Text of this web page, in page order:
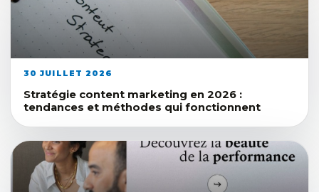
30 JUILLET 2026
Stratégie content marketing en 2026 :
tendances et méthodes qui fonctionnent